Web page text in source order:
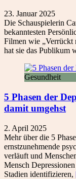
23. Januar 2025
Die Schauspielerin
bekanntesten
Filmen wie „Verrückt
hat sie das Publikum
Gesundheit
5 Phasen der
damit umgehst
2. April 2025
Mehr über die 5
ernstzunehmende
verläuft und
Mensch
Stadien identifizieren,